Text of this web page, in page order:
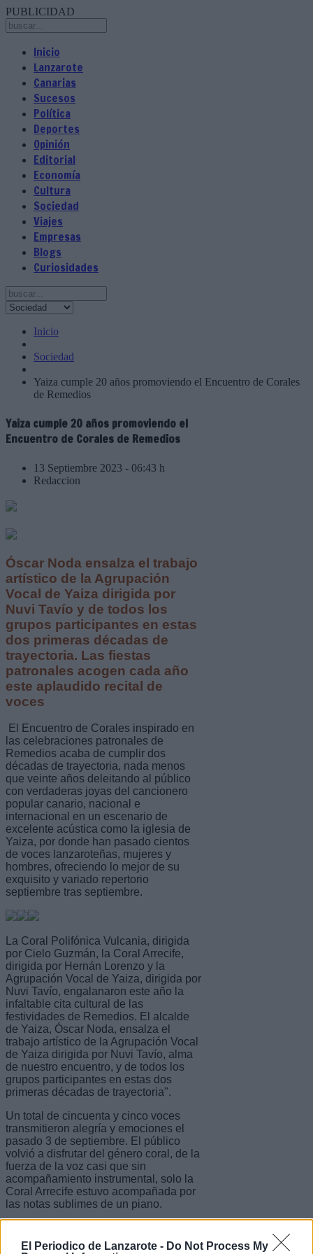
El Periodico de Lanzarote - Do Not Process My
PUBLICIDAD
Inicio
Lanzarote
Canarias
Sucesos
Política
Deportes
Opinión
Editorial
Economía
Cultura
Sociedad
Viajes
Empresas
Blogs
Curiosidades
Inicio
Sociedad
Yaiza cumple 20 años promoviendo el Encuentro de Corales
de Remedios
Yaiza cumple 20 años promoviendo el
Encuentro de Corales de Remedios
13 Septiembre 2023 - 06:43 h
Redaccion
Óscar Noda ensalza el trabajo
artístico de la Agrupación
Vocal de Yaiza dirigida por
Nuvi Tavío y de todos los
grupos participantes en estas
dos primeras décadas de
trayectoria. Las fiestas
patronales acogen cada año
este aplaudido recital de
voces
El Encuentro de Corales inspirado en
las celebraciones patronales de
Remedios acaba de cumplir dos
décadas de trayectoria, nada menos
que veinte años deleitando al público
con verdaderas joyas del cancionero
popular canario, nacional e
internacional en un escenario de
excelente acústica como la iglesia de
Yaiza, por donde han pasado cientos
de voces lanzaroteñas, mujeres y
hombres, ofreciendo lo mejor de su
exquisito y variado repertorio
septiembre tras septiembre.
La Coral Polifónica Vulcania, dirigida
por Cielo Guzmán, la Coral Arrecife,
dirigida por Hernán Lorenzo y la
Agrupación Vocal de Yaiza, dirigida por
Nuvi Tavío, engalanaron este año la
infaltable cita cultural de las
festividades de Remedios. El alcalde
de Yaiza, Óscar Noda, ensalza el
trabajo artístico de la Agrupación Vocal
de Yaiza dirigida por Nuvi Tavío, alma
de nuestro encuentro, y de todos los
grupos participantes en estas dos
primeras décadas de trayectoria".
Un total de cincuenta y cinco voces
transmitieron alegría y emociones el
pasado 3 de septiembre. El público
volvió a disfrutar del género coral, de la
fuerza de la voz casi que sin
acompañamiento instrumental, solo la
Coral Arrecife estuvo acompañada por
las notas sublimes de un piano.
consolidada como una gran exponente